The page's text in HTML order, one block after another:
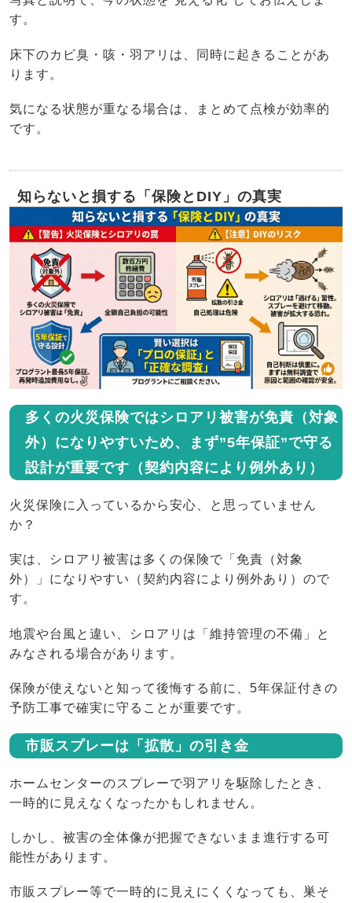
す。
床下のカビ臭・咳・羽アリは、同時に起きることがあ
ります。
気になる状態が重なる場合は、まとめて点検が効率的
です。
知らないと損する「保険とDIY」の真実
多くの火災保険ではシロアリ被害が免責（対象
外）になりやすいため、まず”5年保証”で守る
設計が重要です（契約内容により例外あり）
火災保険に入っているから安心、と思っていません
か？
実は、シロアリ被害は多くの保険で「免責（対象
外）」になりやすい（契約内容により例外あり）ので
す。
地震や台風と違い、シロアリは「維持管理の不備」と
みなされる場合があります。
保険が使えないと知って後悔する前に、5年保証付きの
予防工事で確実に守ることが重要です。
市販スプレーは「拡散」の引き金
ホームセンターのスプレーで羽アリを駆除したとき、
一時的に見えなくなったかもしれません。
しかし、被害の全体像が把握できないまま進行する可
能性があります。
市販スプレー等で一時的に見えにくくなっても、巣そ